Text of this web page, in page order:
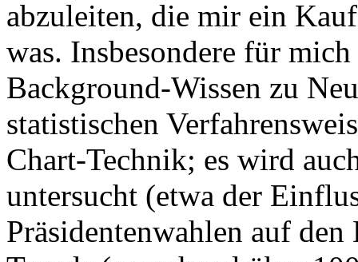
abzuleiten, die mir ein
was. Insbesondere für
Background-Wissen zu
statistischen
Chart-Technik; es wird
untersucht (etwa der
Präsidentenwahlen auf